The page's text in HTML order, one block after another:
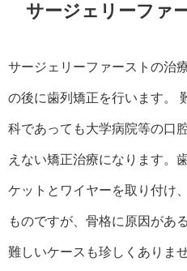
サージェリーファ
サージェリーファーストの治
の後に歯列矯正を行います。
科であっても大学病院等の口
えない矯正治療になります。
ケットとワイヤーを取り付け
ものですが、骨格に原因があ
難しいケースも珍しくありま